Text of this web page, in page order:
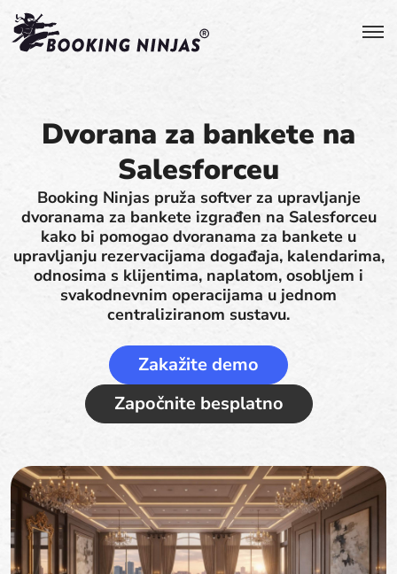
Dvorana za bankete na
Salesforceu
Booking Ninjas pruža softver za upravljanje
dvoranama za bankete izgrađen na Salesforceu
kako bi pomogao dvoranama za bankete u
upravljanju rezervacijama događaja, kalendarima,
odnosima s klijentima, naplatom, osobljem i
svakodnevnim operacijama u jednom
centraliziranom sustavu.
Zakažite demo
Započnite besplatno